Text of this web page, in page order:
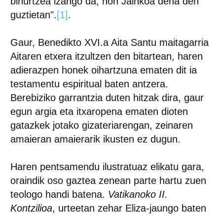
guztietan". [1].
Gaur, Benedikto XVI.a Aita Santu maitagarria
Aitaren etxera itzultzen den bitartean, haren
adierazpen honek oihartzuna ematen dit ia
testamentu espiritual baten antzera.
Berebiziko garrantzia duten hitzak dira, gaur
egun argia eta itxaropena ematen dioten
gatazkek jotako gizateriarengan, zeinaren
amaieran amaierarik ikusten ez dugun.
Haren pentsamendu ilustratuaz elikatu gara,
oraindik oso gaztea zenean parte hartu zuen
teologo handi batena. Vatikanoko II.
Kontzilioa, urteetan zehar Eliza-jaungo baten